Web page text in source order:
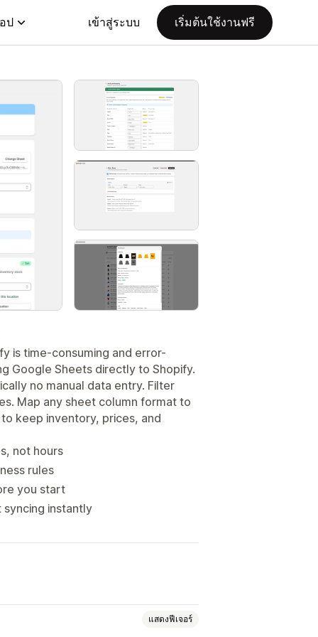
ป เข้าสู่ระบบ เริ่มต้นใช้งานฟรี
is time-consuming and error-
Google Sheets directly to Shopify.
no manual data entry. Filter
Map any sheet column format to
keep inventory, prices, and
not hours
rules
you start
instantly
แสดงฟีเจอร์